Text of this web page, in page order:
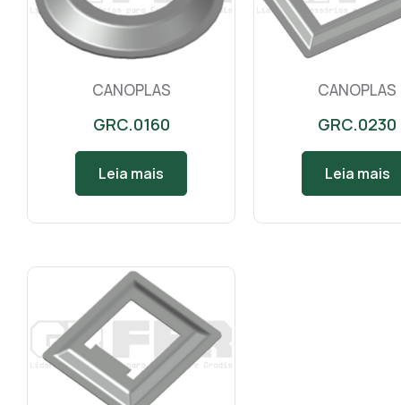
CANOPLAS
GRC.0160
Leia mais
CANOPLAS
GRC.0230
Leia mais